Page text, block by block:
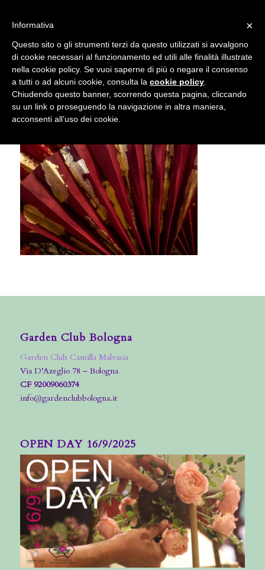
Carmen – Photo © Marco Mercuri
Garden Club Bologna
Garden Club Camilla Malvasia
Via D’Azeglio 78 – Bologna
CF 92009060374
info@gardenclubbologna.it
OPEN DAY 16/9/2025
accetta l'uso dei cookies previsto nella pagina dedicata.
Fai clic per abilitare/disabilitare il tracciamento di
Google Analytics.
OK Privacy e cookie policy
×
Informativa
Questo sito o gli strumenti terzi da questo utilizzati si avvalgono
di cookie necessari al funzionamento ed utili alle finalità illustrate
nella cookie policy. Se vuoi saperne di più o negare il consenso
a tutti o ad alcuni cookie, consulta la cookie policy
Chiudendo questo banner, scorrendo questa pagina, cliccando
su un link o proseguendo la navigazione in altra maniera,
acconsenti all’uso dei cookie.